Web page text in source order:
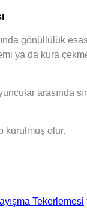
gönüllülük
ya da kura
arasında
kurulmuş olur.
Tekerlemesi